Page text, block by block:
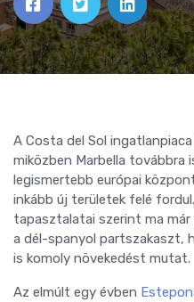
A Costa del Sol
miközben Marbella továbbra
legismertebb európai
inkább új területek felé
tapasztalatai szerint ma
a dél-spanyol partszakaszt,
is komoly növekedést mutat.
Az elmúlt egy évben